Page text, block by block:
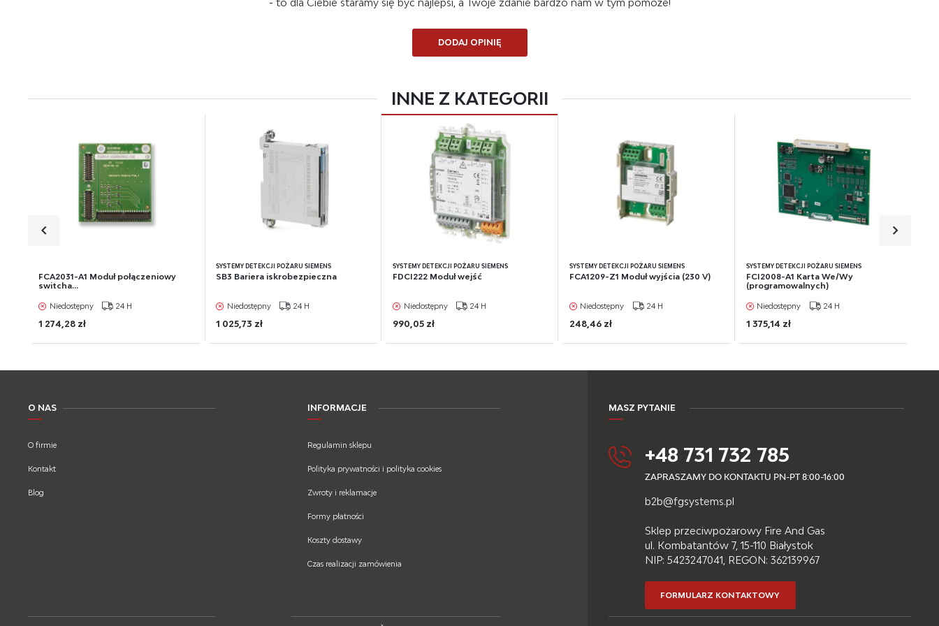
- to dla Ciebie staramy się być najlepsi, a Twoje zdanie bardzo nam w tym pomoże!
DODAJ OPINIĘ
INNE Z KATEGORII
FCA2031-A1 Moduł połączeniowy
switcha...
Niedostępny 24 H
1 274,28 zł
SYSTEMY DETEKCJI POŻARU SIEMENS
SB3 Bariera iskrobezpieczna
Niedostępny 24 H
1 025,73 zł
SYSTEMY DETEKCJI POŻARU SIEMENS
FDCI222 Moduł wejść
Niedostępny 24 H
990,05 zł
SYSTEMY DETEKCJI POŻARU SIEMENS
FCA1209-Z1 Moduł wyjścia (230 V)
Niedostępny 24 H
248,46 zł
SYSTEMY DETEKCJI POŻARU SIEMENS
FCI2008-A1 Karta We/Wy
(programowalnych)
Niedostępny 24 H
1 375,14 zł
O NAS
O firmie
Kontakt
Blog
INFORMACJE
Regulamin sklepu
Polityka prywatności i polityka cookies
Zwroty i reklamacje
Formy płatności
Koszty dostawy
Czas realizacji zamówienia
MASZ PYTANIE
+48 731 732 785
ZAPRASZAMY DO KONTAKTU PN-PT 8:00-16:00
b2b@fgsystems.pl
Sklep przeciwpożarowy Fire And Gas
ul. Kombatantów 7, 15-110 Białystok
NIP: 5423247041, REGON: 362139967
FORMULARZ KONTAKTOWY
internetowej. Treści promocyjne mogą pojawić się na stronach podmiotów trzecich lub firm
pośredników prezentujących nasze treści w postaci wiadomości, ofert, komunikatów mediów